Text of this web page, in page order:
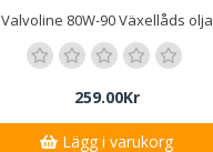
Valvoline 80W-90 Växellåds olja
259.00Kr
Lägg i varukorg